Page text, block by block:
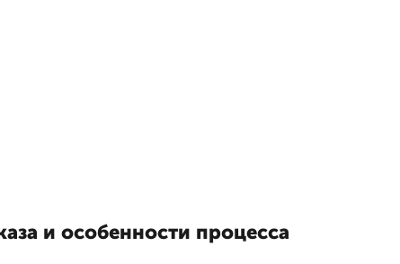
и особенности процесса